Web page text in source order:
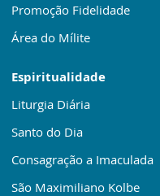
Promoção Fidelidade
Área do Mílite
Espiritualidade
Liturgia Diária
Santo do Dia
Consagração a Imaculada
São Maximiliano Kolbe